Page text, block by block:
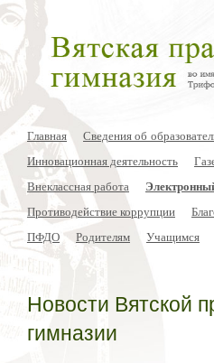
Главная
Сведения об
Инновационная деятельность
Внеклассная работа
Противодействие коррупции
ПФДО
Родителям Учащимся
Новости Вятской
гимназии